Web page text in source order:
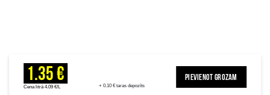
1.35 €
Cena litrā 4.09 €/L + 0.10 € taras depozīts
PIEVIENOT GROZAM